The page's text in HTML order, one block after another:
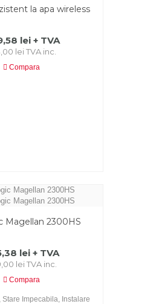
la apa wireless
lei + TVA
lei TVA inc.
Compara
Magellan 2300HS
lei + TVA
lei TVA inc.
Compara
Stare Impecabila, Instalare